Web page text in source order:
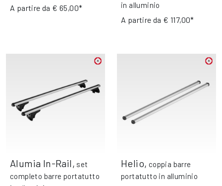
A partire da € 65,00*
in alluminio
A partire da € 117,00*
Alumia In-Rail, set
completo barre portatutto
Helio, coppia barre
portatutto in alluminio